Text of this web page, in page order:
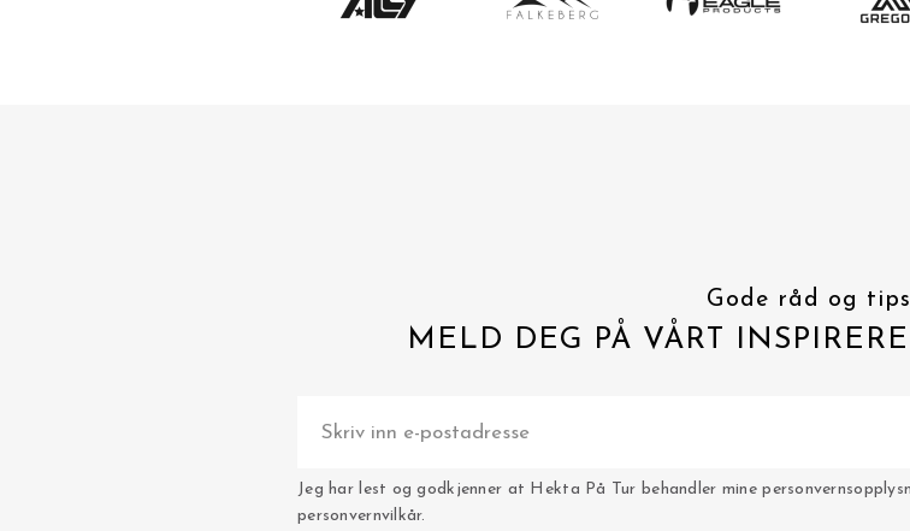
Gode råd og tips
MELD DEG PÅ VÅRT
Jeg har lest og godkjenner at Hekta På Tur behandler mine
personvernvilkår.